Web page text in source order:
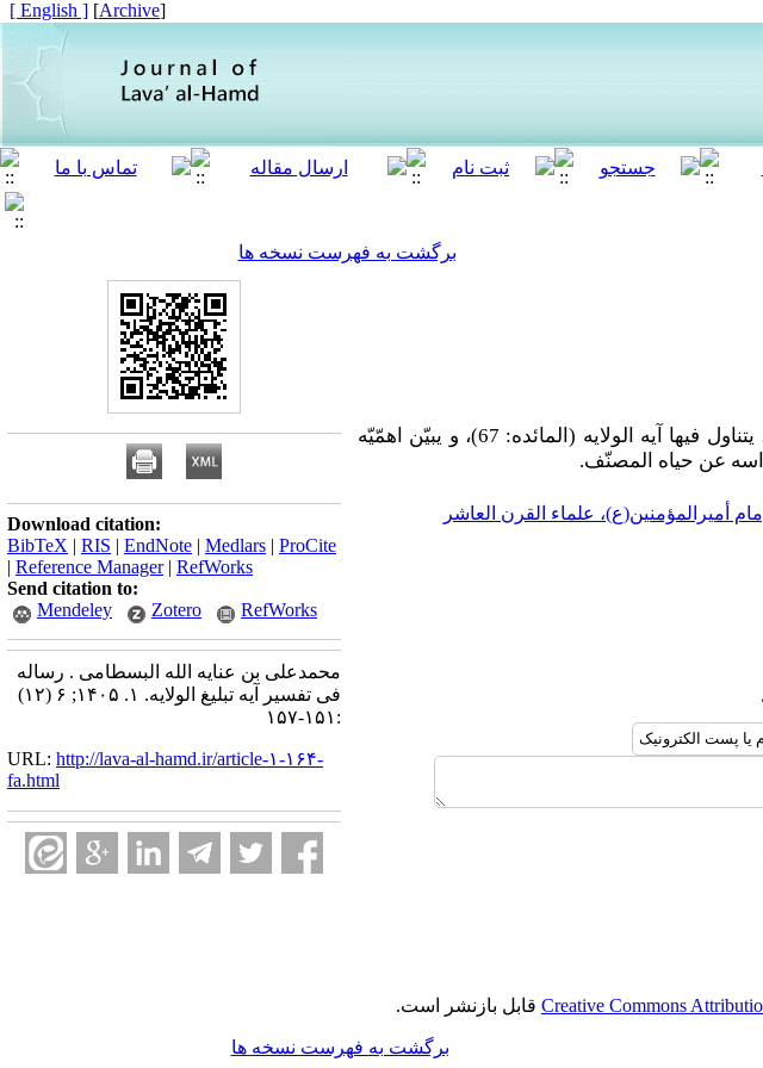
[
Archive
]
[ English ]
برگشت به فهرست نسخه ها
رساله موجزه لمحمدعلی بن عنایه الله البسطامی من علماء القرن العاشر، یتناول فیها آیه الولایه (المائده: 67)، و یبیّن اهمّیّه
عن حیاه المصنّف.
Download citation:
BibTeX | RIS | EndNote | Medlars | ProCite
| Reference Manager| RefWorks
Send citation to:
Mendeley
Zotero RefWorks
محمدعلی بن عنایه الله البسطامی . رساله
فی تفسیر آیه تبلیغ الولایه. ۱. ۱۴۰۵; ۶ (۱۲)
:۱۵۱-۱۵۷
URL: http://lava-al-hamd.ir/article-۱-۱۶۴-
fa.html
Creative Commons قابل بازنشر است.
برگشت به فهرست نسخه ها